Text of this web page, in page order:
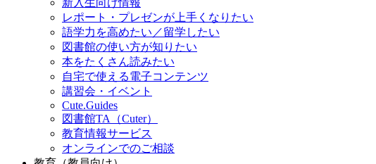
レポート・プレゼンが上手くなりたい
語学力を高めたい／留学したい
図書館の使い方が知りたい
本をたくさん読みたい
自宅で使える電子コンテンツ
講習会・イベント
Cute.Guides
図書館TA（Cuter）
教育情報サービス
オンラインでのご相談